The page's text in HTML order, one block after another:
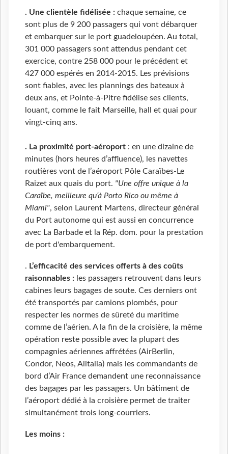
. Une clientèle fidélisée : chaque semaine, ce
sont plus de 9 200 passagers qui vont débarquer
et embarquer sur le port guadeloupéen. Au total,
301 000 passagers sont attendus pendant cet
exercice, contre 258 000 pour le précédent et
427 000 espérés en 2014-2015. Les prévisions
sont fiables, avec les plannings des bateaux à
deux ans, et Pointe-à-Pitre fidélise ses clients,
louant, comme le fait Marseille, hall et quai pour
vingt-cinq ans.
. La proximité port-aéroport : en une dizaine de
minutes (hors heures d’affluence), les navettes
routières vont de l’aéroport Pôle Caraïbes-Le
Raizet aux quais du port. "Une offre unique à la
Caraïbe, meilleure qu’à Porto Rico ou même à
Miami", selon Laurent Martens, directeur général
du Port autonome qui est aussi en concurrence
avec La Barbade et la Rép. dom. pour la prestation
de port d'embarquement.
. L’efficacité des services offerts à des coûts
raisonnables : les passagers retrouvent dans leurs
cabines leurs bagages de soute. Ces derniers ont
été transportés par camions plombés, pour
respecter les normes de sûreté du maritime
comme de l’aérien. A la fin de la croisière, la même
opération reste possible avec la plupart des
compagnies aériennes affrétées (AirBerlin,
Condor, Neos, Alitalia) mais les commandants de
bord d’Air France demandent une reconnaissance
des bagages par les passagers. Un bâtiment de
l’aéroport dédié à la croisière permet de traiter
simultanément trois long-courriers.
Les moins :